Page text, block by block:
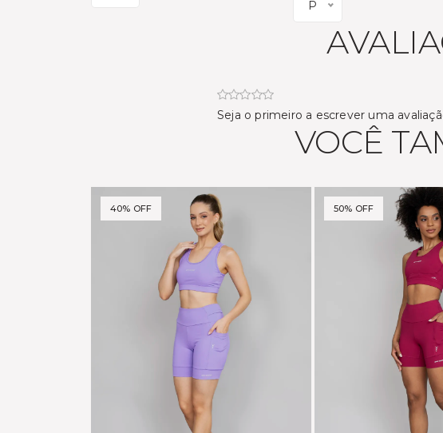
P
Seja o primeiro a escrever uma
VOCÊ
40% OFF 50% OFF